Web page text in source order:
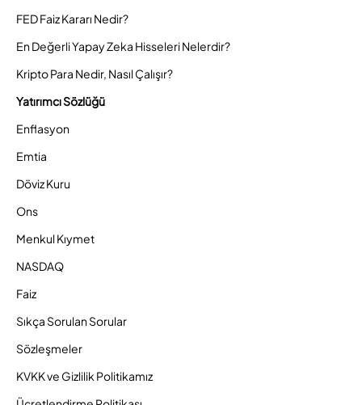
FED Faiz Kararı Nedir?
En Değerli Yapay Zeka Hisseleri Nelerdir?
Kripto Para Nedir, Nasıl Çalışır?
Yatırımcı Sözlüğü
Enflasyon
Emtia
Döviz Kuru
Ons
Menkul Kıymet
NASDAQ
Faiz
Sıkça Sorulan Sorular
Sözleşmeler
KVKK ve Gizlilik Politikamız